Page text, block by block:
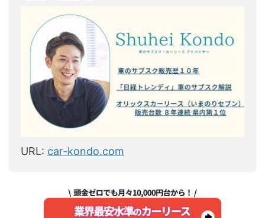
URL: car-kondo.com